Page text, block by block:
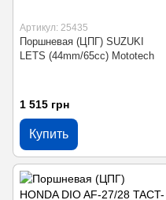
Артикул: 25435
Поршневая (ЦПГ) SUZUKI
LETS (44mm/65cc) Mototech
1 515 грн
Купить